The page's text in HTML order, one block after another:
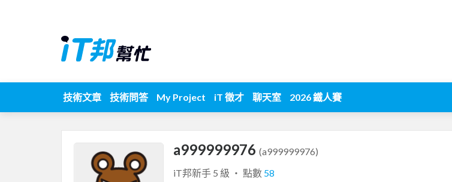
技術文章 技術問答 My Project iT 徵才 聊天室 2026 鐵人賽
a999999976 (a999999976)
iT邦新手 5 級 ‧ 點數 58